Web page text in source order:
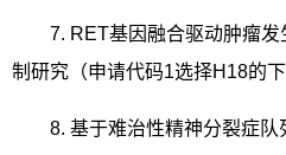
7. RET基因融合驱动肿瘤发
制研究（申请代码1选择H18的
8. 基于难治性精神分裂症